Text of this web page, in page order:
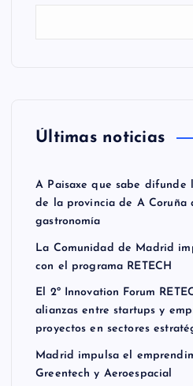
Últimas noticias
A Paisaxe que sabe difunde
de la provincia de A Coruña
gastronomía
La Comunidad de Madrid
con el programa RETECH
El 2º Innovation Forum
alianzas entre startups y
proyectos en sectores
Madrid impulsa el
Greentech y Aeroespacial